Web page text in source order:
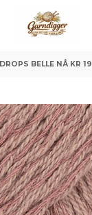
DROPS BELLE NÅ KR 19